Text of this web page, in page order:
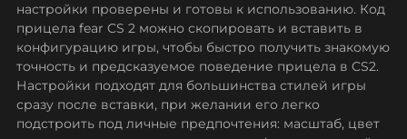
настройки проверены и готовы к использованию. Код
прицела fear CS 2 можно скопировать и вставить в
конфигурацию игры, чтобы быстро получить знакомую
точность и предсказуемое поведение прицела в CS2.
Настройки подходят для большинства стилей игры
сразу после вставки, при желании его легко
подстроить под личные предпочтения: масштаб, цвет